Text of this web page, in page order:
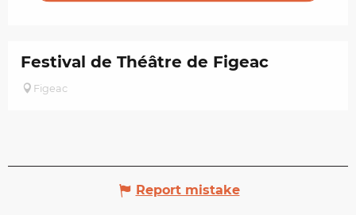
Festival de Théâtre de Figeac
Figeac
Report mistake